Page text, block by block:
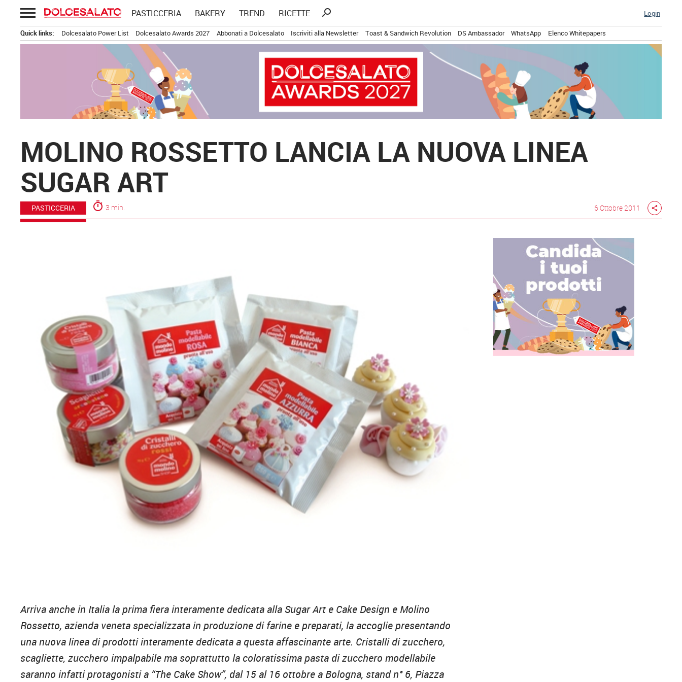
Passa
al
contenuto
PASTICCERIA BAKERY TREND RICETTE
Ricerca
search Login
Quick links: Dolcesalato Power List Dolcesalato Awards 2027 Abbonati a Dolcesalato Iscriviti alla Newsletter Toast & Sandwich Revolution DS Ambassador WhatsApp Elenco Whitepapers
MOLINO ROSSETTO LANCIA LA NUOVA LINEA
SUGAR ART
PASTICCERIA timer 3 min. 6 Ottobre 2011 share
Arriva anche in Italia la prima fiera interamente dedicata alla Sugar Art e Cake Design e Molino
Rossetto, azienda veneta specializzata in produzione di farine e preparati, la accoglie presentando
una nuova linea di prodotti interamente dedicata a questa affascinante arte. Cristalli di zucchero,
scagliette, zucchero impalpabile ma soprattutto la coloratissima pasta di zucchero modellabile
saranno infatti protagonisti a “The Cake Show”, dal 15 al 16 ottobre a Bologna, stand n° 6, Piazza